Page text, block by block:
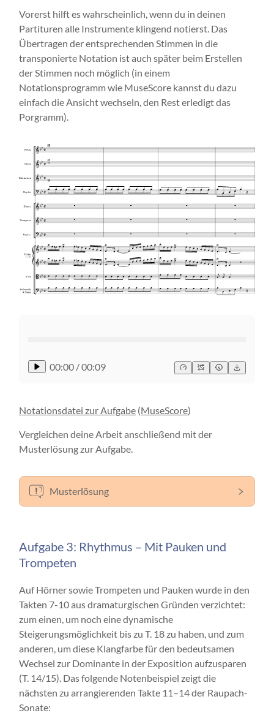
Vorerst hilft es wahrscheinlich, wenn du in deinen
Partituren alle Instrumente klingend notierst. Das
Übertragen der entsprechenden Stimmen in die
transponierte Notation ist auch später beim Erstellen
der Stimmen noch möglich (in einem
Notationsprogramm wie MuseScore kannst du dazu
einfach die Ansicht wechseln, den Rest erledigt das
Porgramm).
00:00 /00:09
Notationsdatei zur Aufgabe (MuseScore)
Vergleichen deine Arbeit anschließend mit der
Musterlösung zur Aufgabe.
Musterlösung
Aufgabe 3: Rhythmus – Mit Pauken und
Trompeten
Auf Hörner sowie Trompeten und Pauken wurde in den
Takten 7-10 aus dramaturgischen Gründen verzichtet:
zum einen, um noch eine dynamische
Steigerungsmöglichkeit bis zu T. 18 zu haben, und zum
anderen, um diese Klangfarbe für den bedeutsamen
Wechsel zur Dominante in der Exposition aufzusparen
(T. 14/15). Das folgende Notenbeispiel zeigt die
nächsten zu arrangierenden Takte 11–14 der Raupach-
Sonate: